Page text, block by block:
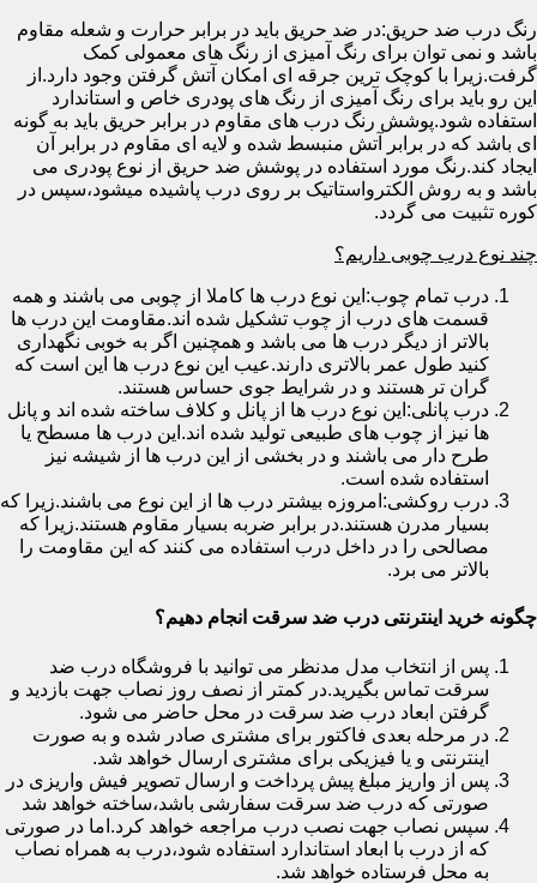
رنگ درب ضد حریق:در ضد حریق باید در برابر حرارت و شعله مقاوم
باشد و نمی توان برای رنگ آمیزی از رنگ های معمولی کمک
گرفت.زیرا با کوچک ترین جرقه ای امکان آتش گرفتن وجود دارد.از
این رو باید برای رنگ آمیزی از رنگ های پودری خاص و استاندارد
استفاده شود.پوشش رنگ درب های مقاوم در برابر حریق باید به گونه
ای باشد که در برابر آتش منبسط شده و لایه ای مقاوم در برابر آن
ایجاد کند.رنگ مورد استفاده در پوشش ضد حریق از نوع پودری می
باشد و به روش الکترواستاتیک بر روی درب پاشیده میشود،سپس در
کوره تثبیت می گردد.
چند نوع درب چوبی داریم؟
درب تمام چوب:این نوع درب ها کاملا از چوبی می باشند و همه
قسمت های درب از چوب تشکیل شده اند.مقاومت این درب ها
بالاتر از دیگر درب ها می باشد و همچنین اگر به خوبی نگهداری
کنید طول عمر بالاتری دارند.عیب این نوع درب ها این است که
گران تر هستند و در شرایط جوی حساس هستند.
درب پانلی:این نوع درب ها از پانل و کلاف ساخته شده اند و پانل
ها نیز از چوب های طبیعی تولید شده اند.این درب ها مسطح یا
طرح دار می باشند و در بخشی از این درب ها از شیشه نیز
استفاده شده است.
درب روکشی:امروزه بیشتر درب ها از این نوع می باشند.زیرا که
بسیار مدرن هستند.در برابر ضربه بسیار مقاوم هستند.زیرا که
مصالحی را در داخل درب استفاده می کنند که این مقاومت را
بالاتر می برد.
چگونه خرید اینترنتی درب ضد سرقت انجام دهیم؟
پس از انتخاب مدل مدنظر می توانید با فروشگاه درب ضد
سرقت تماس بگیرید.در کمتر از نصف روز نصاب جهت بازدید و
گرفتن ابعاد درب ضد سرقت در محل حاضر می شود.
در مرحله بعدی فاکتور برای مشتری صادر شده و به صورت
اینترنتی و یا فیزیکی برای مشتری ارسال خواهد شد.
پس از واریز مبلغ پیش پرداخت و ارسال تصویر فیش واریزی در
صورتی که درب ضد سرقت سفارشی باشد،ساخته خواهد شد
سپس نصاب جهت نصب درب مراجعه خواهد کرد.اما در صورتی
که از درب با ابعاد استاندارد استفاده شود،درب به همراه نصاب
به محل فرستاده خواهد شد.